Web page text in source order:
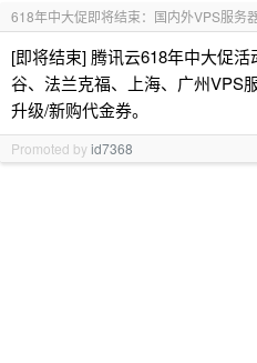
618年中大促即将结束：国内外VPS服务
[即将结束] 腾讯云618年中大促
谷、法兰克福、上海、广州VPS
升级/新购代金券。
Promoted byid7368